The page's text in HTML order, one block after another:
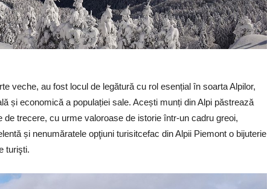
veche, au fost locul de legătură cu rol esențial în soarta Alpilor,
și economică a populației sale. Acești munți din Alpi păstrează
trecere, cu urme valoroase de istorie într-un cadru greoi,
și nenumăratele opţiuni turisitcefac din Alpii Piemont o bijuterie
turişti.